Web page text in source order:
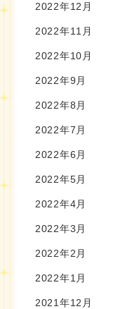
2022年12月
2022年11月
2022年10月
2022年9月
2022年8月
2022年7月
2022年6月
2022年5月
2022年4月
2022年3月
2022年2月
2022年1月
2021年12月